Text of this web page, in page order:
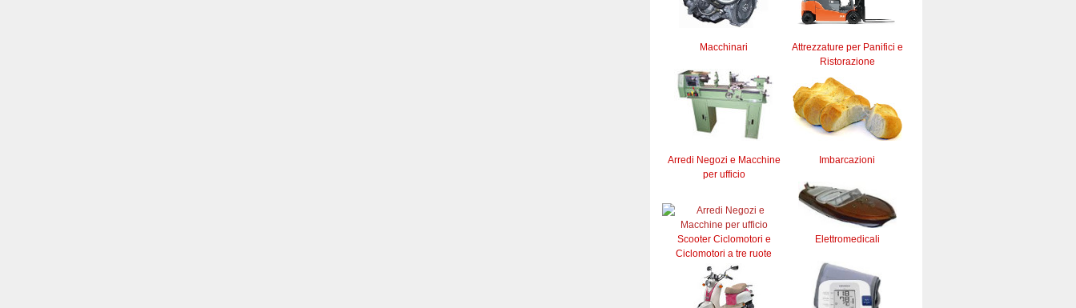
Macchinari
Attrezzature per Panifici e
Ristorazione
Arredi Negozi e Macchine
per ufficio
Imbarcazioni
Scooter Ciclomotori e
Ciclomotori a tre ruote
Elettromedicali